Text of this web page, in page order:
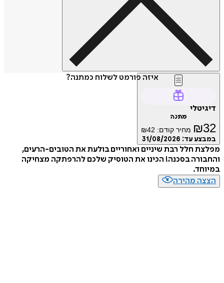
איזה פורמט לשלוח כמתנה?
דיגיטלי
מתנה
₪32 מחיר קודם: ₪42
במבצע עד: 31/08/2026
מפלצת חלל רבת שיניים ואחוריים בולעת את הטובים-הרעים,
והחבורה בסכנה! הכינו את הטוסיק שלכם להרפתקה מצחיקה
במיוחד.
הצצה מהירה